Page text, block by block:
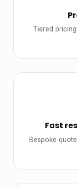
Tiered
Fast
Bespoke